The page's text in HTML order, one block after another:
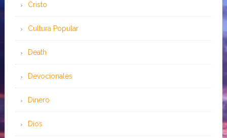
Cristo
Cultura Popular
Death
Devocionales
Dinero
Dios